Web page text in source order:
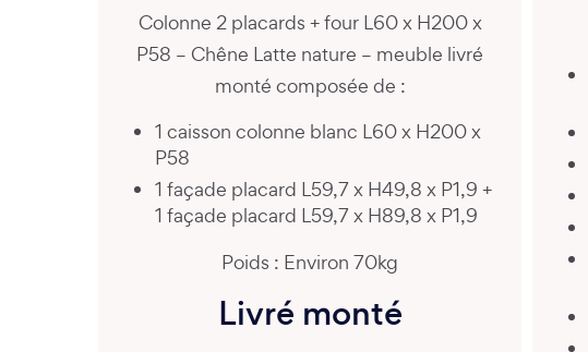
Colonne 2 placards + four L60 x H200 x
P58 – Chêne Latte nature – meuble livré
monté composée de :
1 caisson colonne blanc L60 x H200 x
P58
1 façade placard L59,7 x H49,8 x P1,9 +
1 façade placard L59,7 x H89,8 x P1,9
Poids : Environ 70kg
Livré monté